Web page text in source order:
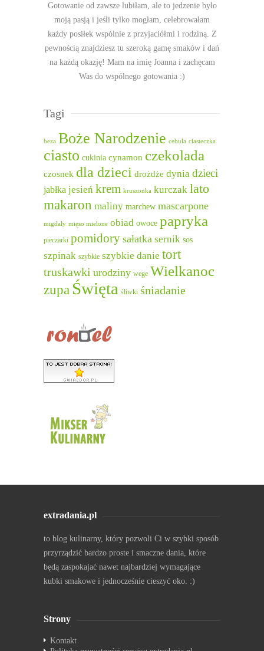
Gotowanie od zawsze lubiłam, ale to jedzenie było
moją pasją i jeśli tylko mogłam, celebrowałam
każdy posiłek wspólnie z przyjaciółmi i rodziną. Z
pewnością znajdziesz tu szeroką gamę smaków i dań
na każdą okazję! Mam na imię Joanna i zachęcam
Was do wspólnego gotowania :)
Tagi
beza Boże Narodzenie cebula ciasteczka
ciasto cukinia cynamon czekolada
czosnek dla dzieci drożdże dynia dzieci
jabłka jesień krem kruszonka kurczak lato
makaron maliny marchew mascarpone
migdały mięso mielone obiad owoce papryka
pieczarki pomidory sałatka sernik sos
szpinak szybkie szybkie danie tort
truskawki urodziny wege Wielkanoc
zupa Święta śliwki śniadanie
extradania.pl
to blog kulinarny, który pozwoli Ci w szybki sposób
przyrządzić bardzo proste i smaczne dania, które
będą zaspokajać nawet najbardziej wymagające
kubki smakowe i jednocześnie cieszyć oko. :)
Strony
Kontakt